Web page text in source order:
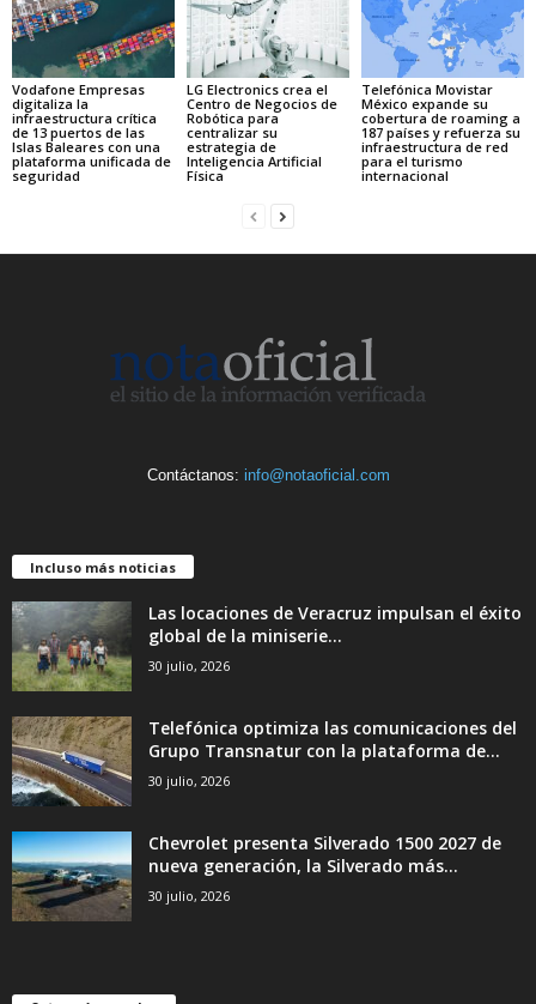
Vodafone Empresas
digitaliza la
infraestructura crítica
de 13 puertos de las
Islas Baleares con una
plataforma unificada de
seguridad
LG Electronics crea el
Centro de Negocios de
Robótica para
centralizar su
estrategia de
Inteligencia Artificial
Física
Telefónica Movistar
México expande su
cobertura de roaming a
187 países y refuerza su
infraestructura de red
para el turismo
internacional
Contáctanos: info@notaoficial.com
Incluso más noticias
Las locaciones de Veracruz impulsan el éxito
global de la miniserie...
30 julio, 2026
Telefónica optimiza las comunicaciones del
Grupo Transnatur con la plataforma de...
30 julio, 2026
Chevrolet presenta Silverado 1500 2027 de
nueva generación, la Silverado más...
30 julio, 2026